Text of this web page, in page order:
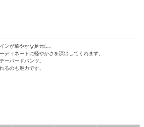
ンが華やかな足元に。
ディネートに軽やかさを演出してくれます。
ーパードパンツ。
るのも魅力です。